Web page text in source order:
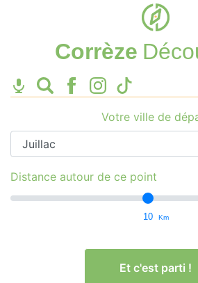
Corrèze
Votre ville de
Distance autour de ce point
10 Km
Et c'est parti !